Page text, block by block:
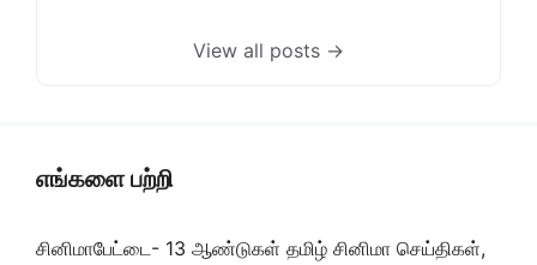
View all posts →
எங்களை பற்றி
சினிமாபேட்டை- 13 ஆண்டுகள் தமிழ் சினிமா செய்திகள்,